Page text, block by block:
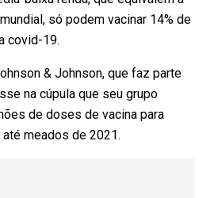
só podem vacinar 14% de
covid-19.
& Johnson, que faz parte
na cúpula que seu grupo
de doses de vacina para
meados de 2021.